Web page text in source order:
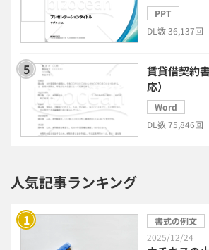
リモートアクセスツール
電子請求書システム 人事評
給与計算システム eラーニン
勤怠管理システム
健康管理シ
PPT
DL数 36,137回
賃貸借契約
応）
Word
DL数 75,846回
人気記事ランキング
書式の例文
2025/12/24